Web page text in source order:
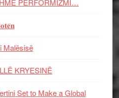
PERFORMIZMI…
Malësisë
KRYESINË
Set to Make a Global